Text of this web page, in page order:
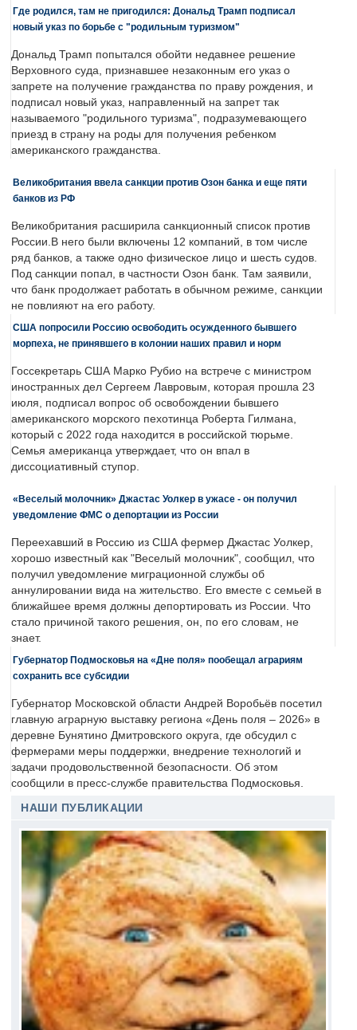
Где родился, там не пригодился: Дональд Трамп подписал
новый указ по борьбе с "родильным туризмом"
Дональд Трамп попытался обойти недавнее решение
Верховного суда, признавшее незаконным его указ о
запрете на получение гражданства по праву рождения, и
подписал новый указ, направленный на запрет так
называемого "родильного туризма", подразумевающего
приезд в страну на роды для получения ребенком
американского гражданства.
Великобритания ввела санкции против Озон банка и еще пяти
банков из РФ
Великобритания расширила санкционный список против
России.В него были включены 12 компаний, в том числе
ряд банков, а также одно физическое лицо и шесть судов.
Под санкции попал, в частности Озон банк. Там заявили,
что банк продолжает работать в обычном режиме, санкции
не повлияют на его работу.
США попросили Россию освободить осужденного бывшего
морпеха, не принявшего в колонии наших правил и норм
Госсекретарь США Марко Рубио на встрече с министром
иностранных дел Сергеем Лавровым, которая прошла 23
июля, подписал вопрос об освобождении бывшего
американского морского пехотинца Роберта Гилмана,
который с 2022 года находится в российской тюрьме.
Семья американца утверждает, что он впал в
диссоциативный ступор.
«Веселый молочник» Джастас Уолкер в ужасе - он получил
уведомление ФМС о депортации из России
Переехавший в Россию из США фермер Джастас Уолкер,
хорошо известный как "Веселый молочник", сообщил, что
получил уведомление миграционной службы об
аннулировании вида на жительство. Его вместе с семьей в
ближайшее время должны депортировать из России. Что
стало причиной такого решения, он, по его словам, не
знает.
Губернатор Подмосковья на «Дне поля» пообещал аграриям
сохранить все субсидии
Губернатор Московской области Андрей Воробьёв посетил
главную аграрную выставку региона «День поля – 2026» в
деревне Бунятино Дмитровского округа, где обсудил с
фермерами меры поддержки, внедрение технологий и
задачи продовольственной безопасности. Об этом
сообщили в пресс-службе правительства Подмосковья.
НАШИ ПУБЛИКАЦИИ